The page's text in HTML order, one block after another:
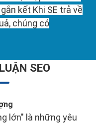
kết Khi SE trả về
chúng có
SEO
lớn" là những yêu